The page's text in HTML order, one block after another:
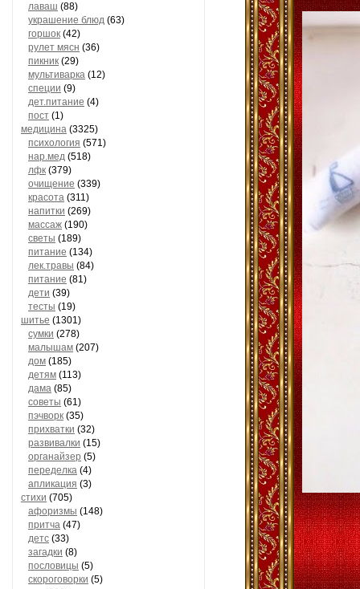
лаваш (88)
украшение блюд (63)
горшок (42)
рулет мясн (36)
пикник (29)
мультиварка (12)
специи (9)
дет.питание (4)
пост (1)
медицина (3325)
психология (571)
нар.мед (518)
лфк (379)
очищение (339)
красота (311)
напитки (269)
массаж (190)
светы (189)
питание (134)
лек.травы (84)
питание (81)
дети (39)
тесты (19)
шитье (1301)
сумки (278)
малышам (207)
дом (185)
детям (113)
дама (85)
советы (61)
пэчворк (35)
прихватки (32)
развивалки (15)
органайзер (5)
переделка (4)
апликация (3)
стихи (705)
афоризмы (148)
притча (47)
детс (33)
загадки (8)
пословицы (5)
скороговорки (5)